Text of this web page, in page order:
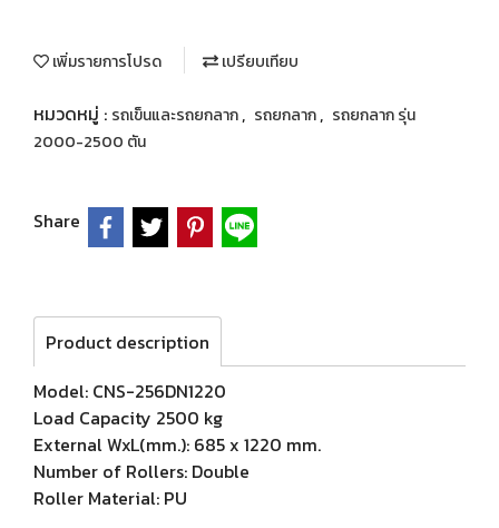
เพิ่มรายการโปรด เปรียบเทียบ
หมวดหมู่ : รถเข็นและรถยกลาก, รถยกลาก, รถยกลาก รุ่น
2000-2500 ตัน
Share
Product description
Model: CNS-256DN1220
Load Capacity 2500 kg
External WxL(mm.): 685 x 1220 mm.
Number of Rollers: Double
Roller Material: PU